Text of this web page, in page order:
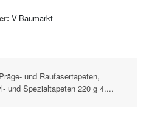
V-Baumarkt
und Raufasertapeten,
und Spezialtapeten 220 g 4....